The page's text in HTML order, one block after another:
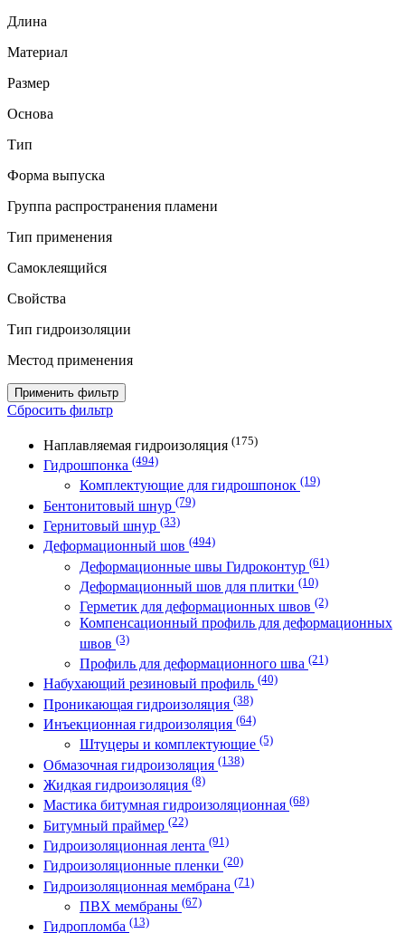
Длина
Материал
Размер
Основа
Тип
Форма выпуска
Группа распространения пламени
Тип применения
Самоклеящийся
Свойства
Тип гидроизоляции
Местод применения
Применить фильтр
Сбросить фильтр
Наплавляемая гидроизоляция (175)
Гидрошпонка (494)
Комплектующие для гидрошпонок (19)
Бентонитовый шнур (79)
Гернитовый шнур (33)
Деформационный шов (494)
Деформационные швы Гидроконтур (61)
Деформационный шов для плитки (10)
Герметик для деформационных швов (2)
Компенсационный профиль для деформационных
швов (3)
Профиль для деформационного шва (21)
Набухающий резиновый профиль (40)
Проникающая гидроизоляция (38)
Инъекционная гидроизоляция (64)
Штуцеры и комплектующие (5)
Обмазочная гидроизоляция (138)
Жидкая гидроизоляция (8)
Мастика битумная гидроизоляционная (68)
Битумный праймер (22)
Гидроизоляционная лента (91)
Гидроизоляционные пленки (20)
Гидроизоляционная мембрана (71)
ПВХ мембраны (67)
Гидропломба (13)